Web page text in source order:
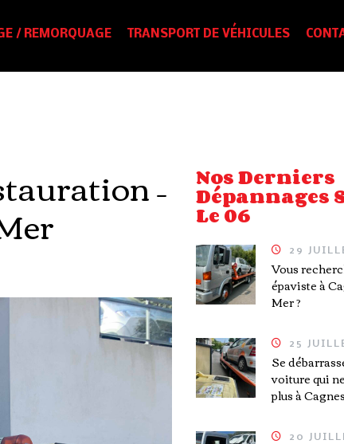
/ REMORQUAGE TRANSPORT DE VÉHICULES
– Nos Derniers
Dépannages
Le 06
29
Vous
épaviste à
Mer ?
25
Se
voiture qui
plus à
20